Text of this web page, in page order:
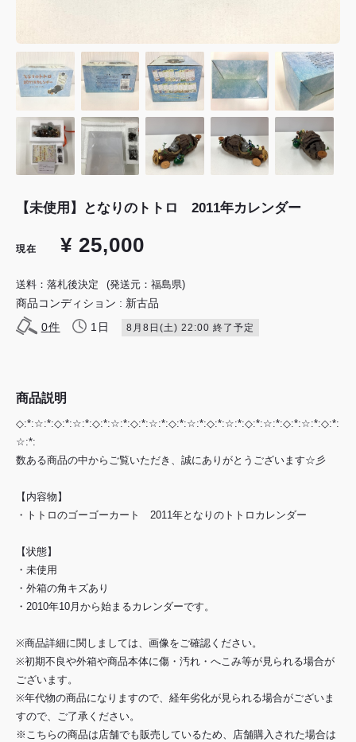
【未使用】となりのトトロ 2011年カレンダー
現在 ¥ 25,000
送料：落札後決定 (発送元：福島県)
商品コンディション : 新古品
0件 1日 8月8日(土) 22:00 終了予定
商品説明
◇:*:☆:*:◇:*:☆:*:◇:*:☆:*:◇:*:☆:*:◇:*:☆:*:◇:*:☆:*:◇:*:☆:*:◇:*:☆:*:◇:*:
☆:*:
数ある商品の中からご覧いただき、誠にありがとうございます☆彡
【内容物】
・トトロのゴーゴーカート 2011年となりのトトロカレンダー
【状態】
・未使用
・外箱の角キズあり
・2010年10月から始まるカレンダーです。
※商品詳細に関しましては、画像をご確認ください。
※初期不良や外箱や商品本体に傷・汚れ・へこみ等が見られる場合が
ございます。
※年代物の商品になりますので、経年劣化が見られる場合がございま
すので、ご了承ください。
※こちらの商品は店舗でも販売しているため、店舗購入された場合は